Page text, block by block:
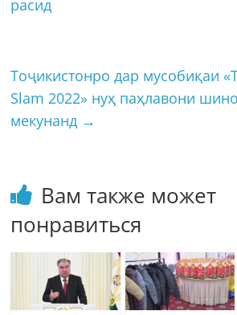
расид
Тоҷикистонро дар мусобиқаи
Slam 2022» нуҳ паҳлавони
мекунанд →
Вам также может
понравиться